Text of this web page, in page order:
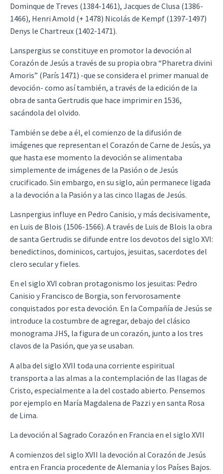
Dominque de Treves (1384-1461), Jacques de Clusa (1386-
1466), Henri Amold (+ 1478) Nicolás de Kempf (1397-1497)
Denys le Chartreux (1402-1471).
Lanspergius se constituye en promotor la devoción al
Corazón de Jesús a través de su propia obra “Pharetra divini
Amoris” (París 1471) -que se considera el primer manual de
devoción- como así también, a través de la edición de la
obra de santa Gertrudis que hace imprimir en 1536,
sacándola del olvido.
También se debe a él, el comienzo de la difusión de
imágenes que representan el Corazón de Carne de Jesús, ya
que hasta ese momento la devoción se alimentaba
simplemente de imágenes de la Pasión o de Jesús
crucificado. Sin embargo, en su siglo, aún permanece ligada
a la devoción a la Pasión y a las cinco llagas de Jesús.
Lasnpergius influye en Pedro Canisio, y más decisivamente,
en Luis de Blois (1506-1566). A través de Luis de Blois la obra
de santa Gertrudis se difunde entre los devotos del siglo XVI:
benedictinos, dominicos, cartujos, jesuitas, sacerdotes del
clero secular y fieles.
En el siglo XVI cobran protagonismo los jesuitas: Pedro
Canisio y Francisco de Borgia, son fervorosamente
conquistados por esta devoción. En la Compañía de Jesús se
introduce la costumbre de agregar, debajo del clásico
monograma JHS, la figura de un corazón, junto a los tres
clavos de la Pasión, que ya se usaban.
A alba del siglo XVII toda una corriente espiritual
transporta a las almas a la contemplación de las llagas de
Cristo, especialmente a la del costado abierto. Pensemos
por ejemplo en María Magdalena de Pazzi y en santa Rosa
de Lima.
La devoción al Sagrado Corazón en Francia en el siglo XVII
A comienzos del siglo XVII la devoción al Corazón de Jesús
entra en Francia procedente de Alemania y los Países Bajos.